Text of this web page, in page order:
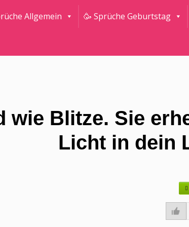
Allgemein 🥳 Sprüche Geburtstag
wie Blitze. Sie
Licht in dein